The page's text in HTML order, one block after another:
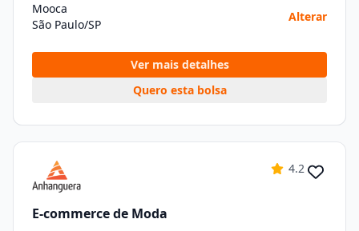
Mooca
São Paulo/SP
Alterar
Ver mais detalhes
Quero esta bolsa
4.2
E-commerce de Moda